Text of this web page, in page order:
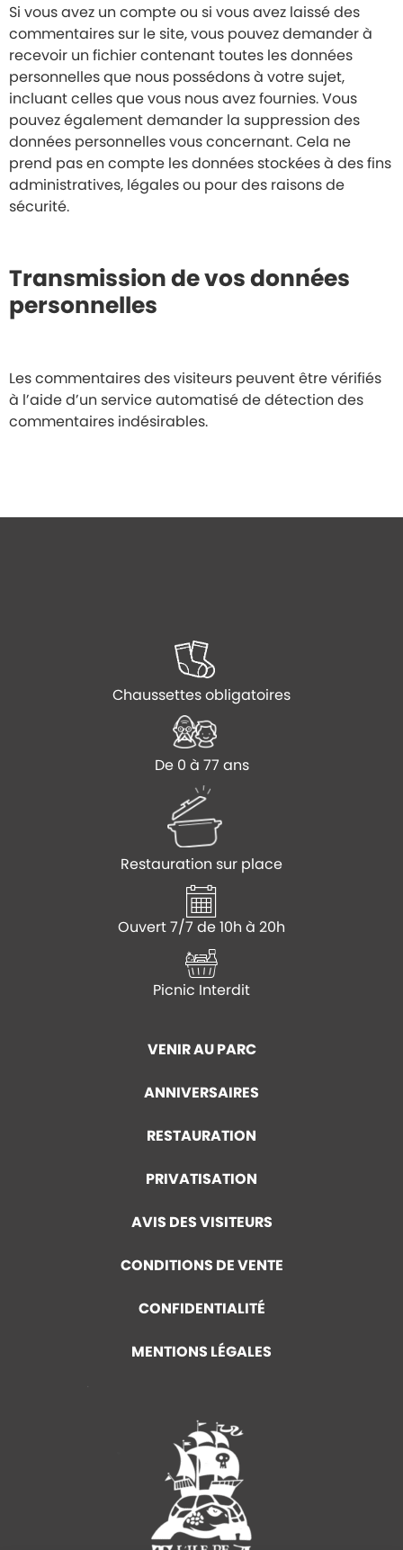
Si vous avez un compte ou si vous avez laissé des
commentaires sur le site, vous pouvez demander à
recevoir un fichier contenant toutes les données
personnelles que nous possédons à votre sujet,
incluant celles que vous nous avez fournies. Vous
pouvez également demander la suppression des
données personnelles vous concernant. Cela ne
prend pas en compte les données stockées à des fins
administratives, légales ou pour des raisons de
sécurité.
Transmission de vos données
personnelles
Les commentaires des visiteurs peuvent être vérifiés
à l’aide d’un service automatisé de détection des
commentaires indésirables.
Chaussettes obligatoires
De 0 à 77 ans
Restauration sur place
Ouvert 7/7 de 10h à 20h
Picnic Interdit
VENIR AU PARC
ANNIVERSAIRES
RESTAURATION
PRIVATISATION
AVIS DES VISITEURS
CONDITIONS DE VENTE
CONFIDENTIALITÉ
MENTIONS LÉGALES